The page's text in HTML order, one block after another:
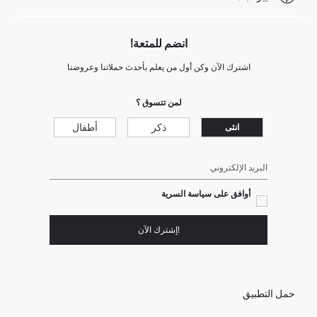
انضم للمتعة!
اشترك الآن وكن أول من يعلم بأحدث حملاتنا وعروضنا
لمن تتسوق ؟
انثى ذكر أطفال
البريد الإلكتروني
أوافق على سياسة السرية
!إشترك الآن
حمل التطبيق